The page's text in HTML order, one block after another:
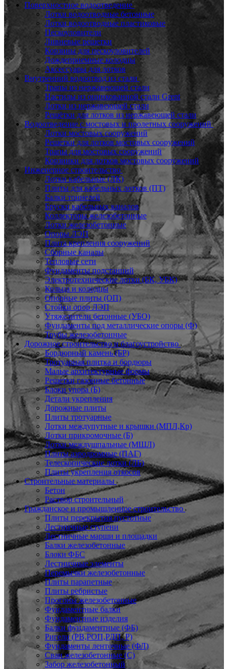
Поверхностное водоотведение
Лотки водоотводные бетонные
Лотки водоотводные пластиковые
Пескоуловители
Ливневые решетки
Корзины для пескоуловителей
Дождеприемные колодцы
Аксессуары для лотков
Внутренний водоотвод из стали
Трапы из нержавеющей стали
Настилы из оцинкованной стали Grent
Лотки из нержавеющей стали
Решётки для лотков из нержавеющей стали
Водоотведение с мостовых и пролетных сооружений
Лотки мостовых сооружений
Решетки для лотков мостовых сооружений
Трапы для мостовых сооружений
Корзинки для лотков мостовых сооружений
Инженерное строительство
Лотки кабельные (ЛК)
Плиты для кабельных лотков (ПТ)
Балки тоннелей
Бруски кабельных каналов
Коллекторы железобетонные
Лотки железобетонные
Опоры ЛЭП
Плита крепления сооружений
Сборные каналы
Тепловые сети
Фундаменты подстанций
Электротехнические лотки (БК, УБК)
Кольца и колодцы
Опорные плиты (ОП)
Стойки опор ЛЭП
Утяжелители бетонные (УБО)
Фундаменты под металлические опоры (Ф)
Трубы железобетонные
Дорожное строительство и благоустройство
Бордюрный камень (БР)
Тротуарная плитка и бордюры
Малые архитектурные формы
Решетки газонные бетонные
Блоки упора (Б)
Детали укрепления
Дорожные плиты
Плиты тротуарные
Лотки междупутные и крышки (МПЛ,Кр)
Лотки прикромочные (Б)
Лотки междушпальные (МШЛ)
Плиты аэродромные (ПАГ)
Телескопические лотки (ЛБ)
Плиты укрепления откосов
Строительные материалы
Бетон
Раствор строительный
Гражданское и промышленное строительство
Плиты перекрытия пустотные
Лестничные ступени
Лестничные марши и площадки
Балки железобетонные
Блоки ФБС
Лестничные элементы
Перемычки железобетонные
Плиты парапетные
Плиты ребристые
Прогоны железобетонные
Фундаментные балки
Фундаментные изделия
Балки фундаментные (ФБ)
Ригели (РВ,РОП,РДП, Р)
Фундаменты ленточные (ФЛ)
Сваи железобетонные (С)
Забор железобетонный